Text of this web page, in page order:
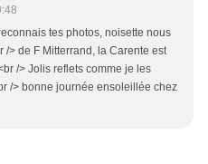
tes photos, noisette nous
/> de F Mitterrand, la Carente est
/> Jolis reflets comme je les
/> bonne journée ensoleillée chez